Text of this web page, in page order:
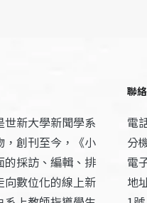
世新大學新聞學系
，創刊至今，《小
的採訪、編輯、排
向數位化的線上新
聯
電
分
電
地